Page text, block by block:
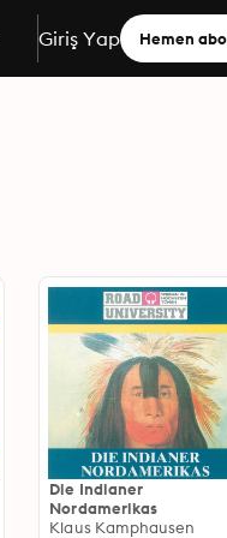
Giriş Yap Hemen
Die Indianer
Nordamerikas
Klaus Kamphausen